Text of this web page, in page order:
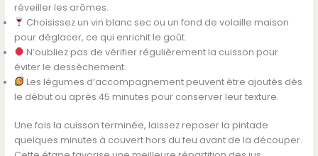
réveiller les arômes.
Choisissez un vin blanc sec ou un fond de volaille maison
pour déglacer, ce qui enrichit le goût.
N’oubliez pas de vérifier régulièrement la cuisson pour
éviter le dessèchement.
Les légumes d’accompagnement peuvent être ajoutés dès
le début ou après 45 minutes pour conserver leur texture.
Une fois la cuisson terminée, laissez reposer la pintade
quelques minutes à couvert hors du feu avant de la découper.